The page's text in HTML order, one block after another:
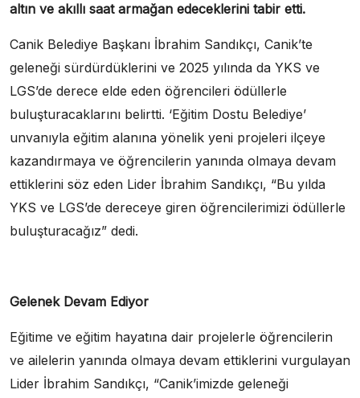
altın ve akıllı saat armağan edeceklerini tabir etti.
Canik Belediye Başkanı İbrahim Sandıkçı, Canik’te
geleneği sürdürdüklerini ve 2025 yılında da YKS ve
LGS’de derece elde eden öğrencileri ödüllerle
buluşturacaklarını belirtti. ‘Eğitim Dostu Belediye’
unvanıyla eğitim alanına yönelik yeni projeleri ilçeye
kazandırmaya ve öğrencilerin yanında olmaya devam
ettiklerini söz eden Lider İbrahim Sandıkçı, “Bu yılda
YKS ve LGS’de dereceye giren öğrencilerimizi ödüllerle
buluşturacağız” dedi.
Gelenek Devam Ediyor
Eğitime ve eğitim hayatına dair projelerle öğrencilerin
ve ailelerin yanında olmaya devam ettiklerini vurgulayan
Lider İbrahim Sandıkçı, “Canik’imizde geleneği